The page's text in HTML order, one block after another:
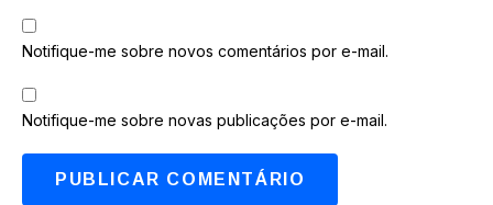
Notifique-me sobre novos comentários por e-mail.
Notifique-me sobre novas publicações por e-mail.